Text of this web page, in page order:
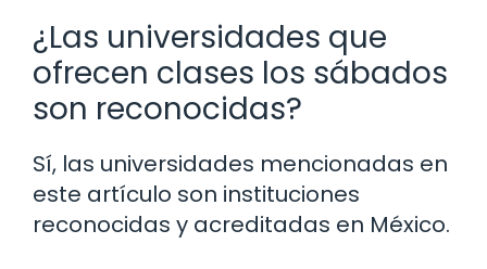
¿Las universidades que
ofrecen clases los sábados
son reconocidas?
Sí, las universidades mencionadas en
este artículo son instituciones
reconocidas y acreditadas en México.